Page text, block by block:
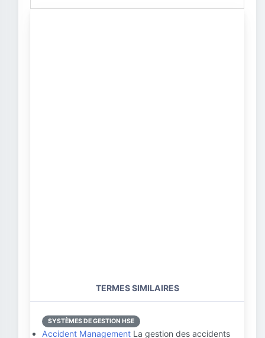
TERMES SIMILAIRES
SYSTÈMES DE GESTION HSE
Accident Management La gestion des accidents